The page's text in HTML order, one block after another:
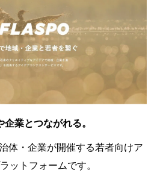
業とつながれる。
体・企業が開催する若者向けア
ットフォームです。